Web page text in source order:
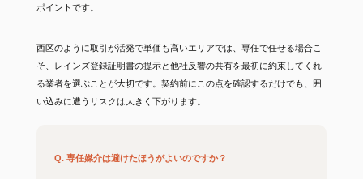
ポイントです。
西区のように取引が活発で単価も高いエリアでは、専任で任せる場合こ
そ、レインズ登録証明書の提示と他社反響の共有を最初に約束してくれ
る業者を選ぶことが大切です。契約前にこの点を確認するだけでも、囲
い込みに遭うリスクは大きく下がります。
Q. 専任媒介は避けたほうがよいのですか？